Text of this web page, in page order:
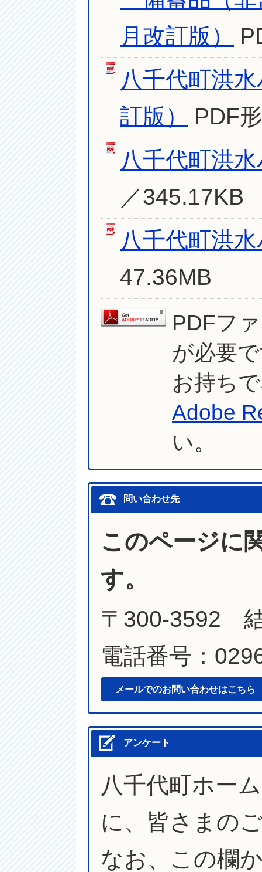
月改訂版）
八千代町洪
訂版）
PDF
八千代町洪
／345.17KB
八千代町洪
47.36MB
PDFフ
が必要
お持ち
Adobe
い。
問い合わせ先
このページに
す。
〒300-3592
電話番号：
メールでのお問い合わせはこちら
アンケート
八千代町ホー
に、皆さまの
なお、この欄